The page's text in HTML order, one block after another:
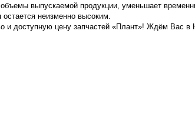
объемы выпускаемой продукции, уменьшает
остается неизменно высоким.
и доступную цену запчастей «Плант»! Ждём Вас в